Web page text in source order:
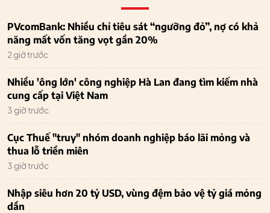
PVcomBank: Nhiều chỉ tiêu sát “ngưỡng đỏ”, nợ có khả
năng mất vốn tăng vọt gần 20%
2 giờ trước
Nhiều 'ông lớn' công nghiệp Hà Lan đang tìm kiếm nhà
cung cấp tại Việt Nam
3 giờ trước
Cục Thuế "truy" nhóm doanh nghiệp báo lãi mỏng và
thua lỗ triền miên
3 giờ trước
Nhập siêu hơn 20 tỷ USD, vùng đệm bảo vệ tỷ giá mỏng
dần